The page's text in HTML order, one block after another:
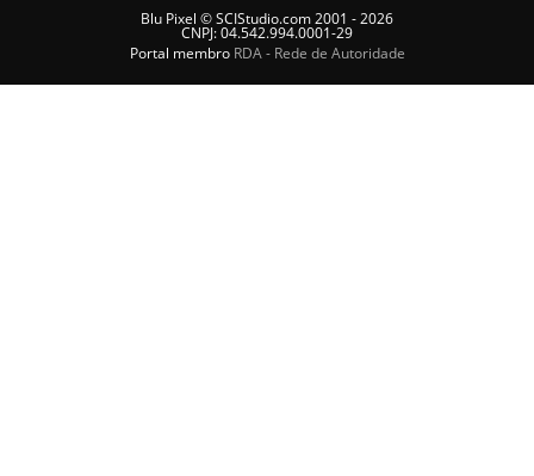
Blu Pixel ©SCIStudio.com2001 - 2026
CNPJ: 04.542.994.0001-29
Portal membro RDA - Rede de Autoridade